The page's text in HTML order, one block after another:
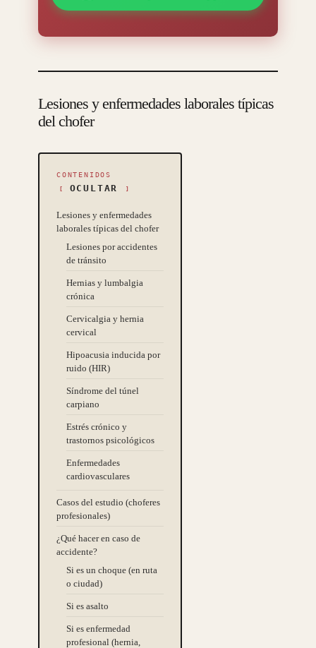
Lesiones y enfermedades laborales típicas
del chofer
CONTENIDOS
OCULTAR
Lesiones y enfermedades
laborales típicas del chofer
Lesiones por accidentes
de tránsito
Hernias y lumbalgia
crónica
Cervicalgia y hernia
cervical
Hipoacusia inducida por
ruido (HIR)
Síndrome del túnel
carpiano
Estrés crónico y
trastornos psicológicos
Enfermedades
cardiovasculares
Casos del estudio (choferes
profesionales)
¿Qué hacer en caso de
accidente?
Si es un choque (en ruta
o ciudad)
Si es asalto
Si es enfermedad
profesional (hernia,